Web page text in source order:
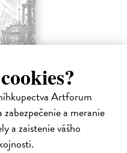
Artforum
a meranie
a zaistenie vášho
jedné z nejvýznamnějších
století je doplněn obšírnými